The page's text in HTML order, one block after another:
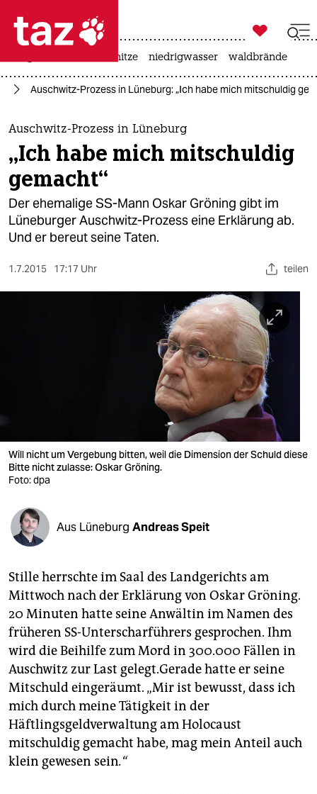
 taz zahl ich
taz zahl ich
themen
politik
öko
gesellschaft
sport
verlag
veranstaltungen
fragen & hilfe
abo
genossenschaft
epaper login

taz zahl ich
hitze niedrigwasser waldbrände
Auschwitz-Prozess in Lüneburg: „Ich habe mich mitschuldig
Auschwitz-Prozess in Lüneburg
„Ich habe mich mitschuldig
gemacht“
Der ehemalige SS-Mann Oskar Gröning gibt im
Lüneburger Auschwitz-Prozess eine Erklärung ab.
Und er bereut seine Taten.
1.7.2015 17:17 Uhr teilen
Will nicht um Vergebung bitten, weil die Dimension der Schuld diese
Bitte nicht zulasse: Oskar Gröning.
Foto: dpa
Aus Lüneburg Andreas Speit
Stille herrschte im Saal des Landgerichts am
Mittwoch nach der Erklärung von Oskar Gröning.
20 Minuten hatte seine Anwältin im Namen des
früheren SS-Unterscharführers gesprochen. Ihm
wird die Beihilfe zum Mord in 300.000 Fällen in
Auschwitz zur Last gelegt.Gerade hatte er seine
Mitschuld eingeräumt. „Mir ist bewusst, dass ich
mich durch meine Tätigkeit in der
Häftlingsgeldverwaltung am Holocaust
mitschuldig gemacht habe, mag mein Anteil auch
klein gewesen sein.“